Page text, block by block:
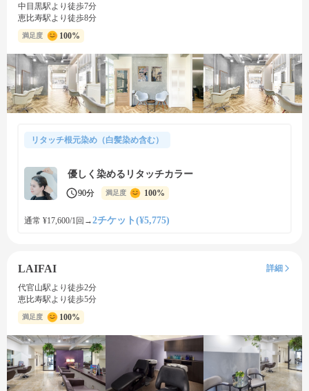
中目黒駅より徒歩7分
恵比寿駅より徒歩8分
満足度 100%
リタッチ根元染め（白髪染め含む）
優しく染めるリタッチカラー
90分 満足度 100%
通常 ¥17,600/1回 →2チケット(¥5,775)
LAIFAI
詳細
代官山駅より徒歩2分
恵比寿駅より徒歩5分
満足度 100%